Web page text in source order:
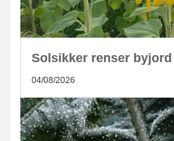
04/08/2026